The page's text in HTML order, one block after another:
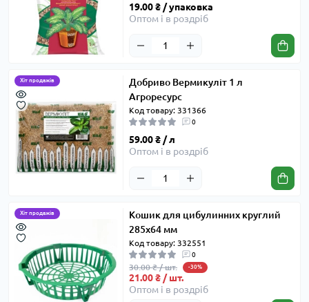
19.00 ₴ / упаковка
Оптом і в роздріб
Хіт продажів
Добриво Вермикуліт 1 л
Агроресурс
Код товару: 331366
0
59.00 ₴ / л
Оптом і в роздріб
Хіт продажів
Кошик для цибулинних круглий
285x64 мм
Код товару: 332551
0
30.00 ₴ / шт. -30%
21.00 ₴ / шт.
Оптом і в роздріб